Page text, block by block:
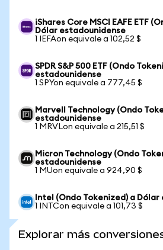
iShares Core MSCI EAFE ETF
Dólar estadounidense
1 IEFAon equivale a 102,52 $
SPDR S&P 500 ETF (Ondo
estadounidense
1 SPYon equivale a 777,45 $
Marvell Technology (Ondo
estadounidense
1 MRVLon equivale a 215,51 $
Micron Technology (Ondo
estadounidense
1 MUon equivale a 924,90 $
Intel (Ondo Tokenized) a
1 INTCon equivale a 101,73 $
Explorar más